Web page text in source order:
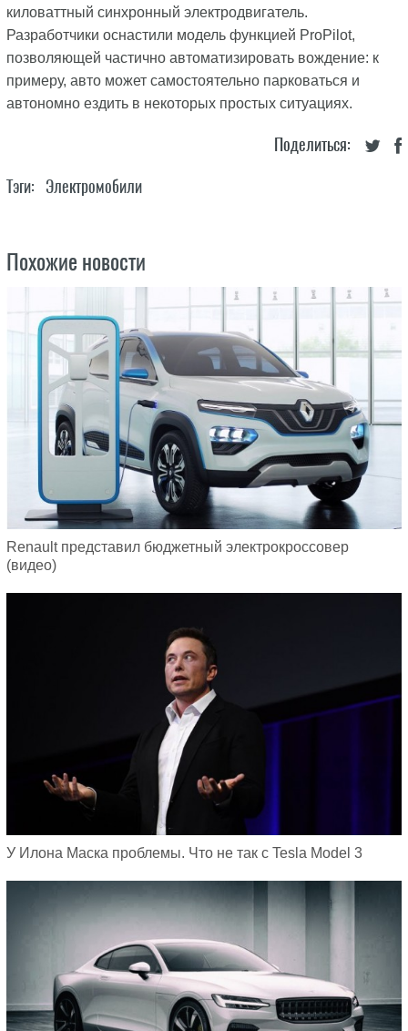
киловаттный синхронный электродвигатель.
Разработчики оснастили модель функцией ProPilot,
позволяющей частично автоматизировать вождение: к
примеру, авто может самостоятельно парковаться и
автономно ездить в некоторых простых ситуациях.
Поделиться:
Тэги: Электромобили
Похожие новости
Renault представил бюджетный электрокроссовер
(видео)
У Илона Маска проблемы. Что не так с Tesla Model 3